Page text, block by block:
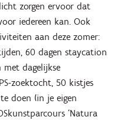
zorgen ervoor dat
iedereen kan. Ook
aan deze zomer:
60 dagen staycation
dagelijkse
zoektocht, 50 kistjes
doen (in je eigen
‘Natura